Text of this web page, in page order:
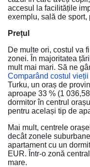
accesul la facilitățile
exemplu, sală de sport,
Prețul
De multe ori, costul va
zonei. În majoritatea
mult mai mari. Să ne
Comparând costul vieții
Turku, un oraș de
aproape 33 % (1
dormitor în centrul
pentru același tip de
Mai mult, centrele
decât zonele
apartament cu un
EUR. Într-o zonă
mare.